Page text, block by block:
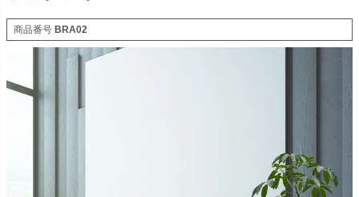
商品番号 BRA02